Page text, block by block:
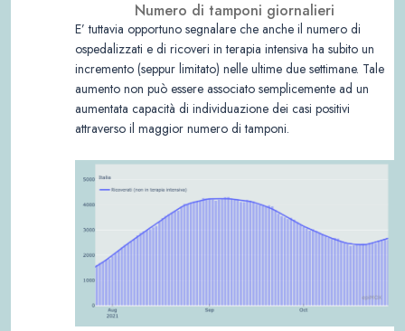
Numero di tamponi giornalieri
E’ tuttavia opportuno segnalare che anche il numero di
ospedalizzati e di ricoveri in terapia intensiva ha subito un
incremento (seppur limitato) nelle ultime due settimane. Tale
aumento non può essere associato semplicemente ad un
aumentata capacità di individuazione dei casi positivi
attraverso il maggior numero di tamponi.